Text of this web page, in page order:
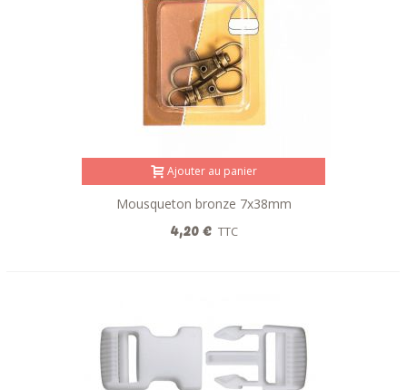
Ajouter au panier
Mousqueton bronze 7x38mm
4,20 € TTC